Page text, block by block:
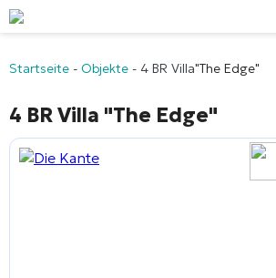
Startseite - Objekte - 4 BR Villa"The Edge"
4 BR Villa "The Edge"